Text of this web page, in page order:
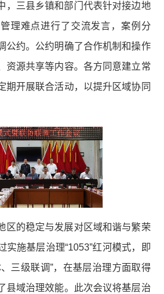
，三县乡镇和部门代表针对接边地
理难点进行了交流发言，案例分
公约。公约明确了合作机制和操作
资源共享等内容。各方同意建立常
期开展联合活动，以提升区域协同
区的稳定与发展对区域和谐与繁荣
实施基层治理“1053”红河模式，即
三级联调”，在基层治理方面取得
县域治理效能。此次会议将基层治